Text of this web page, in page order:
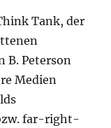
Tank, der
B. Peterson
Medien
far-right-